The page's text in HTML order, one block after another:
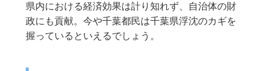
県内における経済効果は計り知れず、自治体の財
政にも貢献。今や千葉都民は千葉県浮沈のカギを
握っているといえるでしょう。